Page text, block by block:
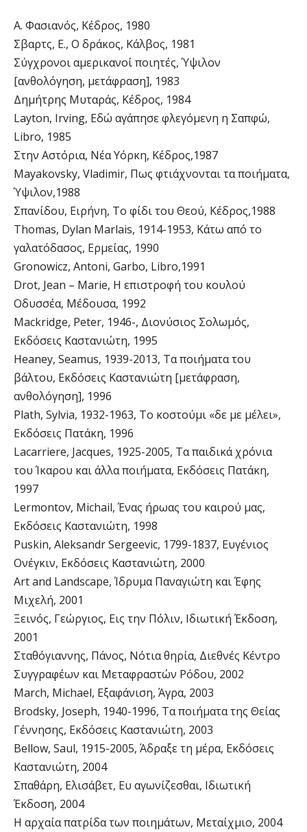
Α. Φασιανός, Κέδρος, 1980
Σβαρτς, Ε., Ο δράκος, Κάλβος, 1981
Σύγχρονοι αμερικανοί ποιητές, Ύψιλον
[ανθολόγηση, μετάφραση], 1983
Δημήτρης Μυταράς, Κέδρος, 1984
Layton, Irving, Εδώ αγάπησε φλεγόμενη η Σαπφώ,
Libro, 1985
Στην Αστόρια, Νέα Υόρκη, Κέδρος,1987
Mayakovsky, Vladimir, Πως φτιάχνονται τα ποιήματα,
Ύψιλον,1988
Σπανίδου, Ειρήνη, Το φίδι του Θεού, Κέδρος,1988
Thomas, Dylan Marlais, 1914-1953, Κάτω από το
γαλατόδασος, Ερμείας, 1990
Gronowicz, Antoni, Garbo, Libro,1991
Drot, Jean – Marie, Η επιστροφή του κουλού
Οδυσσέα, Μέδουσα, 1992
Mackridge, Peter, 1946-, Διονύσιος Σολωμός,
Εκδόσεις Καστανιώτη, 1995
Heaney, Seamus, 1939-2013, Τα ποιήματα του
βάλτου, Εκδόσεις Καστανιώτη [μετάφραση,
ανθολόγηση], 1996
Plath, Sylvia, 1932-1963, Το κοστούμι «δε με μέλει»,
Εκδόσεις Πατάκη, 1996
Lacarriere, Jacques, 1925-2005, Τα παιδικά χρόνια
του Ίκαρου και άλλα ποιήματα, Εκδόσεις Πατάκη,
1997
Lermontov, Michail, Ένας ήρωας του καιρού μας,
Εκδόσεις Καστανιώτη, 1998
Puskin, Aleksandr Sergeevic, 1799-1837, Ευγένιος
Ονέγκιν, Εκδόσεις Καστανιώτη, 2000
Art and Landscape, Ίδρυμα Παναγιώτη και Έφης
Μιχελή, 2001
Ξεινός, Γεώργιος, Εις την Πόλιν, Ιδιωτική Έκδοση,
2001
Σταθόγιαννης, Πάνος, Νότια θηρία, Διεθνές Κέντρο
Συγγραφέων και Μεταφραστών Ρόδου, 2002
March, Michael, Εξαφάνιση, Άγρα, 2003
Brodsky, Joseph, 1940-1996, Τα ποιήματα της Θείας
Γέννησης, Εκδόσεις Καστανιώτη, 2003
Bellow, Saul, 1915-2005, Άδραξε τη μέρα, Εκδόσεις
Καστανιώτη, 2004
Σπαθάρη, Ελισάβετ, Ευ αγωνίζεσθαι, Ιδιωτική
Έκδοση, 2004
Η αρχαία πατρίδα των ποιημάτων, Μεταίχμιο, 2004